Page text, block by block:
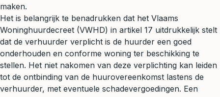
maken.
Het is belangrijk te benadrukken dat het Vlaams
Woninghuurdecreet (VWHD) in artikel 17 uitdrukkelijk stelt
dat de verhuurder verplicht is de huurder een goed
onderhouden en conforme woning ter beschikking te
stellen. Het niet nakomen van deze verplichting kan leiden
tot de ontbinding van de huurovereenkomst lastens de
verhuurder, met eventuele schadevergoedingen. Een